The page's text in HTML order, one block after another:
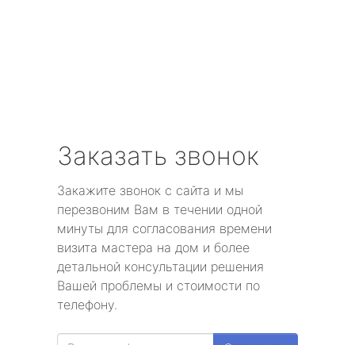
Заказать звонок
Закажите звонок с сайта и мы
перезвоним Вам в течении одной
минуты для согласования времени
визита мастера на дом и более
детальной консультации решения
Вашей проблемы и стоимости по
телефону.